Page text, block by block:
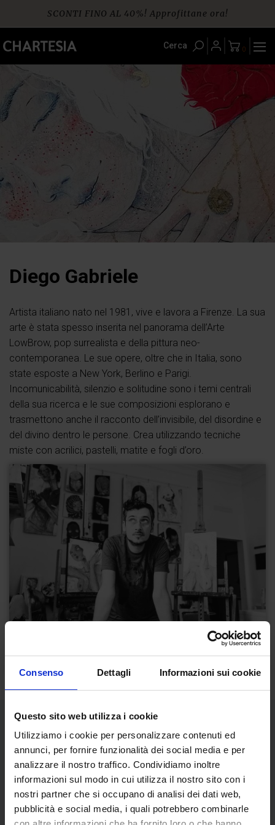
Consenso Dettagli Informazioni sui cookie
Questo sito web utilizza i cookie
Utilizziamo i cookie per personalizzare contenuti ed
annunci, per fornire funzionalità dei social media e per
analizzare il nostro traffico. Condividiamo inoltre
informazioni sul modo in cui utilizza il nostro sito con i
nostri partner che si occupano di analisi dei dati web,
pubblicità e social media, i quali potrebbero combinarle
content
SCONTI FINO AL 40%! Approfittane ora!
Spedizione gratuita per ordini da € 60
Cerca 0
Diego Gabriele
Artista italiano nato nel 1981, vive e lavora a Firenze. La sua
arte è stata spesso inserita nel panorama dell’Arte
LowBrow, pop surrealista e della pittura neo-
contemporanea. Le sue opere, oltre che in Italia, sono
state esposte a New York, Berlino e Parigi.
Incomunicabilità, silenzio e solitudine sono i temi centrali
della sua ricerca e le sue composizioni esplorano e
trasmettono anche il racconto dell’invisibile, del disordine e
del divino dentro le persone. Crea utilizzando tecniche
miste con acrilici, pastelli, matite e fogli d’oro.
Opere dell'artista